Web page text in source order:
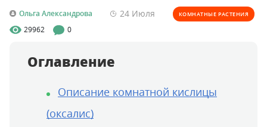
Ольга Александрова 24 Июля КОМНАТНЫЕ РАСТЕНИЯ
29962 0
Оглавление
Описание комнатной кислицы
(оксалис)